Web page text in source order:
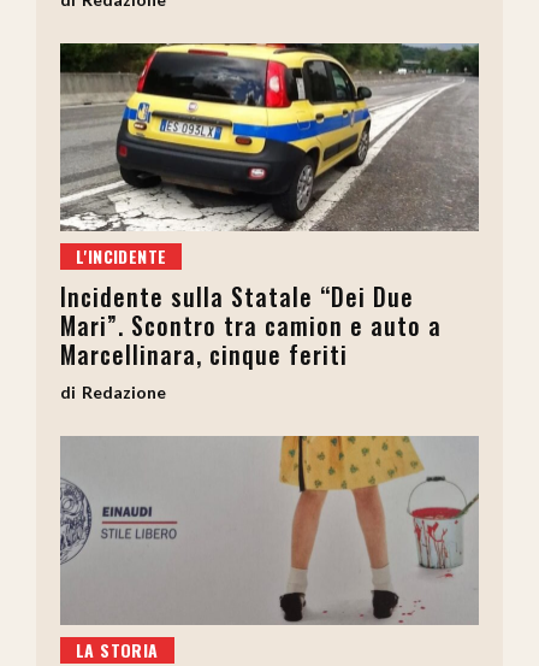
L'INCIDENTE
Incidente sulla Statale “Dei Due
Mari”. Scontro tra camion e auto a
Marcellinara, cinque feriti
Redazione
LA STORIA